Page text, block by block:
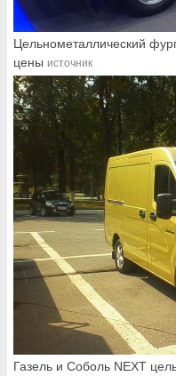
Цельнометаллический
цены источник
Газель и Соболь NEXT